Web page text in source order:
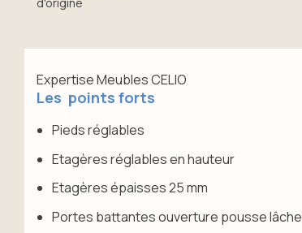
Expertise Meubles CELIO
Les points forts
Pieds réglables
Etagères réglables en hauteur
Etagères épaisses 25 mm
Portes battantes ouverture pousse lâche